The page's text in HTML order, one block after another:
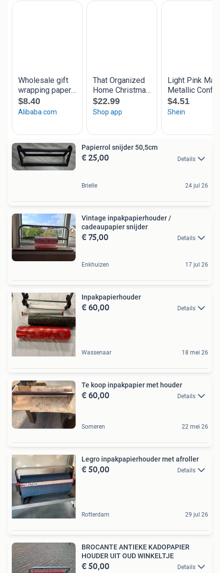
Papierrol snijder 50,5cm
€ 25,00 Details
Brielle 24 jul 26
Vintage inpakpapierhouder /
cadeaupapier snijder
€ 75,00 Details
Enkhuizen 17 jul 26
Inpakpapierhouder
€ 60,00 Details
Wassenaar 18 mei 26
Te koop inpakpapier met houder
€ 60,00 Details
Someren 22 mei 26
Legro inpakpapierhouder met afroller
€ 50,00 Details
Rotterdam 29 jul 26
BROCANTE ANTIEKE KADOPAPIER
HOUDER UIT OUD WINKELTJE
€ 50,00 Details